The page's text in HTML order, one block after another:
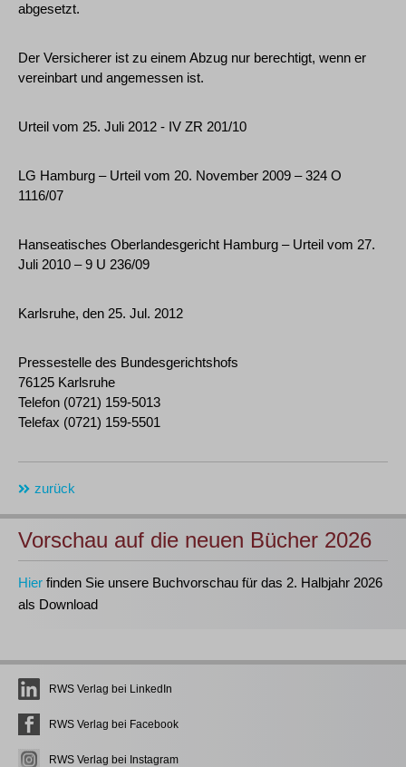
abgesetzt.
Der Versicherer ist zu einem Abzug nur berechtigt, wenn er
vereinbart und angemessen ist.
Urteil vom 25. Juli 2012 - IV ZR 201/10
LG Hamburg – Urteil vom 20. November 2009 – 324 O
1116/07
Hanseatisches Oberlandesgericht Hamburg – Urteil vom 27.
Juli 2010 – 9 U 236/09
Karlsruhe, den 25. Jul. 2012
Pressestelle des Bundesgerichtshofs
76125 Karlsruhe
Telefon (0721) 159-5013
Telefax (0721) 159-5501
zurück
Vorschau auf die neuen Bücher 2026
Hier finden Sie unsere Buchvorschau für das 2. Halbjahr 2026
als Download
RWS Verlag bei LinkedIn
RWS Verlag bei Facebook
RWS Verlag bei Instagram